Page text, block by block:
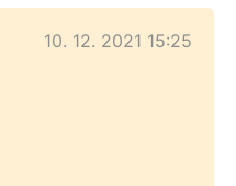
10. 12. 2021 15:25